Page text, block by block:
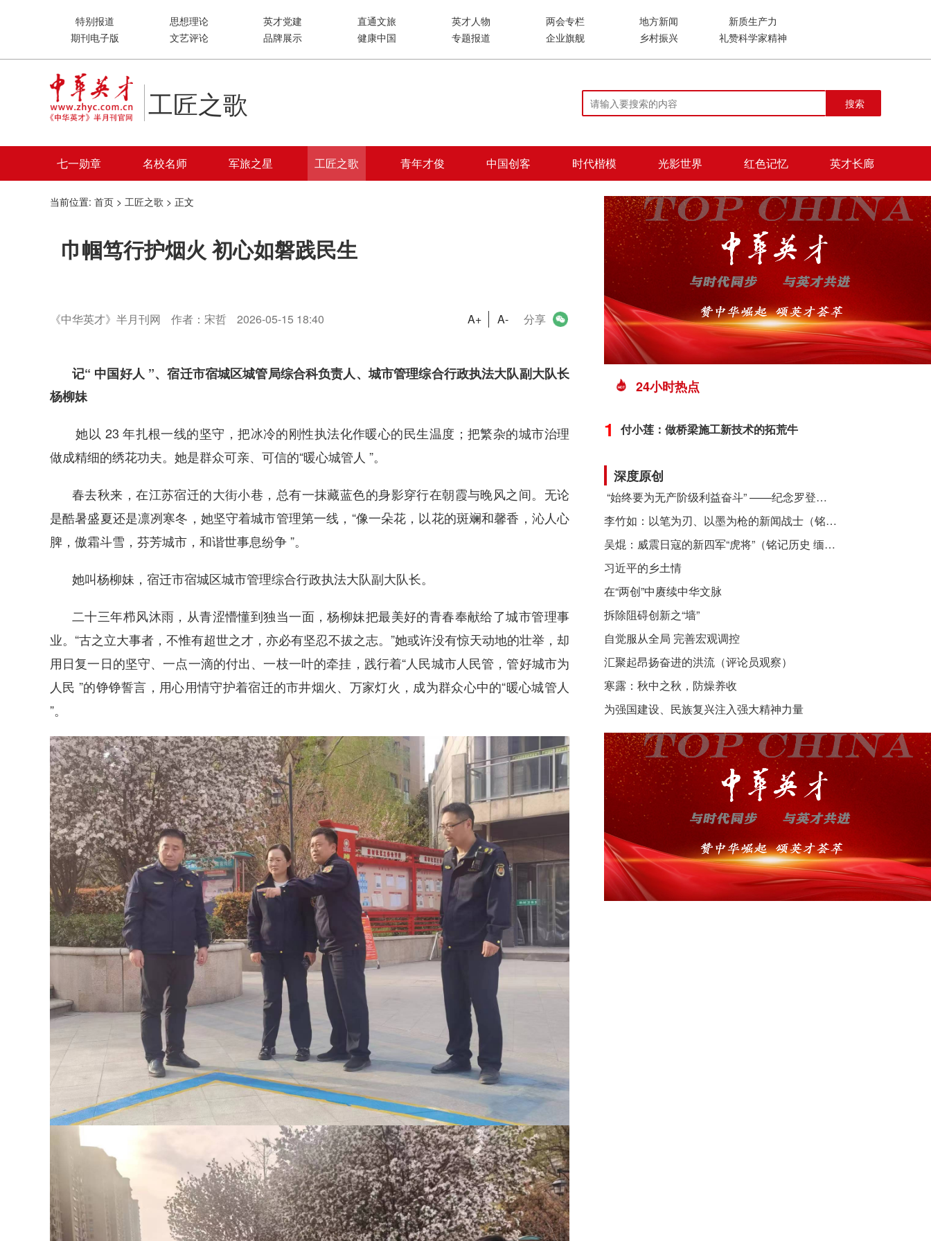
特别报道 思想理论 英才党建 直通文旅 英才人物 两会专栏 地方新闻
新质生产力
期刊电子版
文艺评论 品牌展示 健康中国 专题报道 企业旗舰 乡村振兴 礼赞科学家精神
工匠之歌 搜索
七一勋章 名校名师 军旅之星 工匠之歌 青年才俊 中国创客 时代楷模 光影世界 红色记忆 英才长廊
当前位置: 首页 > 工匠之歌 > 正文
巾帼笃行护烟火 初心如磐践民生
《中华英才》半月刊网 作者：宋哲 2026-05-15 18:40 A+ A- 分享
记“ 中国好人 ”、宿迁市宿城区城管局综合科负责人、城市管理综合行政执法大队副大队长
杨柳妹
她以 23 年扎根一线的坚守，把冰冷的刚性执法化作暖心的民生温度；把繁杂的城市治理
做成精细的绣花功夫。她是群众可亲、可信的“暖心城管人 ”。
春去秋来，在江苏宿迁的大街小巷，总有一抹藏蓝色的身影穿行在朝霞与晚风之间。无论
是酷暑盛夏还是凛冽寒冬，她坚守着城市管理第一线，“像一朵花，以花的斑斓和馨香，沁人心
脾，傲霜斗雪，芬芳城市，和谐世事息纷争 ”。
她叫杨柳妹，宿迁市宿城区城市管理综合行政执法大队副大队长。
二十三年栉风沐雨，从青涩懵懂到独当一面，杨柳妹把最美好的青春奉献给了城市管理事
业。“古之立大事者，不惟有超世之才，亦必有坚忍不拔之志。”她或许没有惊天动地的壮举，却
用日复一日的坚守、一点一滴的付出、一枝一叶的牵挂，践行着“人民城市人民管，管好城市为
人民 ”的铮铮誓言，用心用情守护着宿迁的市井烟火、万家灯火，成为群众心中的“暖心城管人
”。
24小时热点
1 付小莲：做桥梁施工新技术的拓荒牛
深度原创
​ “始终要为无产阶级利益奋斗” ——纪念罗登贤同志诞辰120周年
李竹如：以笔为刃、以墨为枪的新闻战士（铭记历史 缅怀先烈·抗日英雄）
吴焜：威震日寇的新四军“虎将”（铭记历史 缅怀先烈·抗日英雄）
习近平的乡土情
在“两创”中赓续中华文脉
拆除阻碍创新之“墙”
自觉服从全局 完善宏观调控
汇聚起昂扬奋进的洪流（评论员观察）
寒露：秋中之秋，防燥养收
为强国建设、民族复兴注入强大精神力量